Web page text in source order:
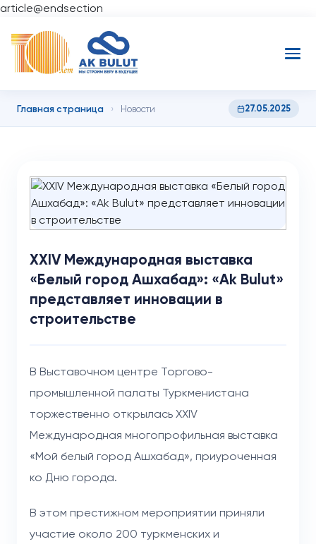
article@endsection
Главная страница › Новости 27.05.2025
XXIV Международная выставка
«Белый город Ашхабад»: «Ak Bulut»
представляет инновации в
строительстве
В Выставочном центре Торгово-
промышленной палаты Туркменистана
торжественно открылась XXIV
Международная многопрофильная выставка
«Мой белый город Ашхабад», приуроченная
ко Дню города.
В этом престижном мероприятии приняли
участие около 200 туркменских и